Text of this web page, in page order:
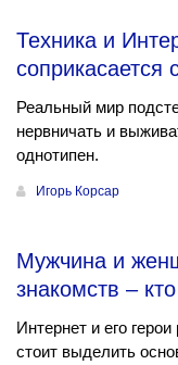
Техника и
соприкасается
Реальный мир
нервничать и
однотипен.
Игорь Корсар
Мужчина и
знакомств –
Интернет и его
стоит выделить